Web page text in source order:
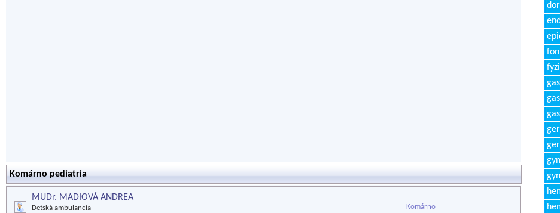
Komárno pediatria
MUDr. MADIOVÁ ANDREA
Detská ambulancia
Komárno